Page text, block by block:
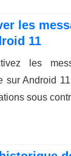
les
11
les
sur Android
sous